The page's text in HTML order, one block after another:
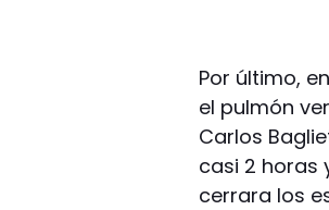
Por último,
el pulmón
Carlos
casi 2 horas
cerrara los